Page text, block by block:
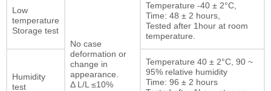
No case
deformation or
change in
appearance.
Δ L/L ≤10%
Low
temperature
Storage test
Temperature -40 ± 2°C,
Time: 48 ± 2 hours,
Tested after 1hour at room
temperature.
Humidity
test
Temperature 40 ± 2°C, 90 ~
95% relative humidity
Time: 96 ± 2 hours